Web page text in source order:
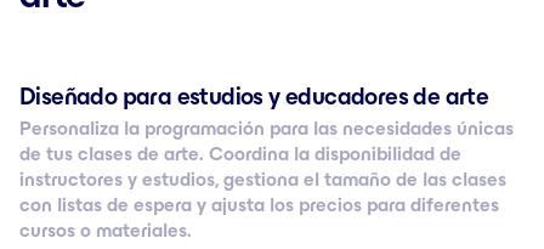
Diseñado para estudios y educadores de arte
Personaliza la programación para las necesidades únicas
de tus clases de arte. Coordina la disponibilidad de
instructores y estudios, gestiona el tamaño de las clases
con listas de espera y ajusta los precios para diferentes
cursos o materiales.